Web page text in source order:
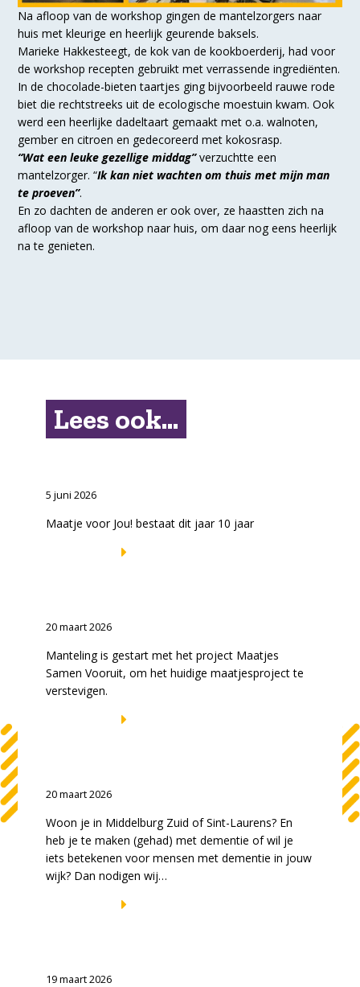
Na afloop van de workshop gingen de mantelzorgers naar
huis met kleurige en heerlijk geurende baksels.
Marieke Hakkesteegt, de kok van de kookboerderij, had voor
de workshop recepten gebruikt met verrassende ingrediënten.
In de chocolade-bieten taartjes ging bijvoorbeeld rauwe rode
biet die rechtstreeks uit de ecologische moestuin kwam.Ook
werd een heerlijke dadeltaart gemaakt met o.a. walnoten,
gember en citroen en gedecoreerd met kokosrasp.
“Wat een leuke gezellige middag” verzuchtte een
mantelzorger. “Ik kan niet wachten om thuis met mijn man
te proeven”.
En zo dachten de anderen er ook over, ze haastten zich na
afloop van de workshop naar huis, om daar nog eens heerlijk
na te genieten.
Lees ook...
5 juni 2026
Maatje voor Jou! bestaat dit jaar 10 jaar
20 maart 2026
Manteling is gestart met het project Maatjes
Samen Vooruit, om het huidige maatjesproject te
verstevigen.
20 maart 2026
Woon je in Middelburg Zuid of Sint-Laurens? En
heb je te maken (gehad) met dementie of wil je
iets betekenen voor mensen met dementie in jouw
wijk? Dan nodigen wij…
19 maart 2026